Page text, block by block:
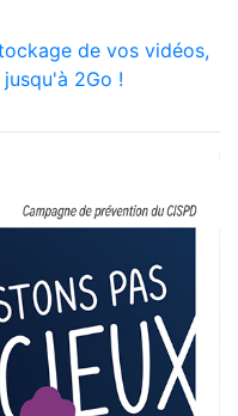
de vos vidéos,
2Go !